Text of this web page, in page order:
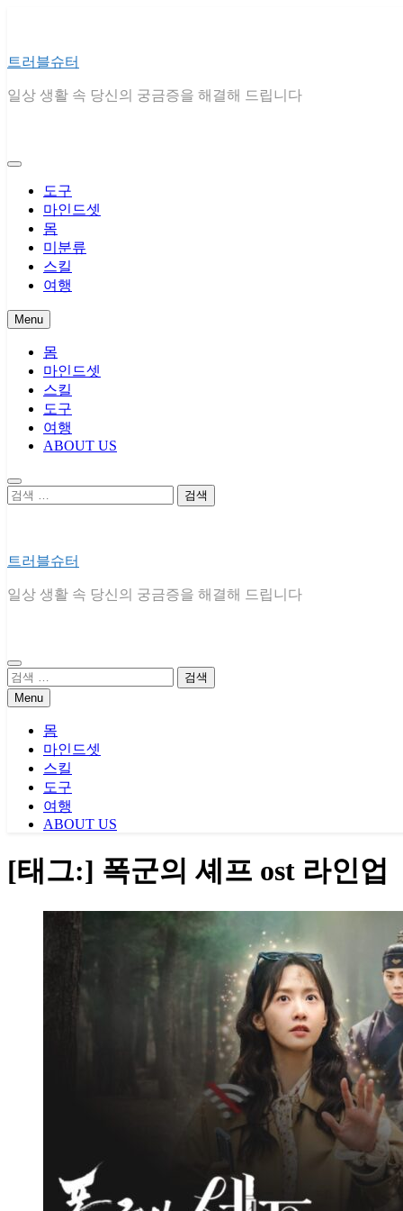
트러블슈터
일상 생활 속 당신의 궁금증을 해결해 드립니다
도구
마인드셋
몸
미분류
스킬
여행
Menu
몸
마인드셋
스킬
도구
여행
ABOUT US
검
트러블슈터
일상 생활 속 당신의 궁금증을 해결해 드립니다
검
색:Menu
몸
마인드셋
스킬
도구
여행
ABOUT US
[태그:] 폭군의 셰프 ost 라인업